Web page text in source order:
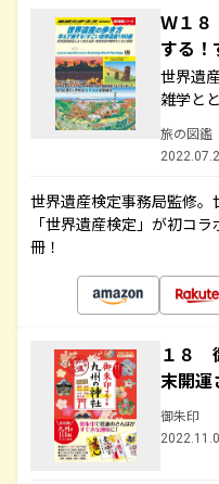
Ｗ１
する
世界遺
雑学と
旅の図鑑
世界遺産検定事務局監修
「世界遺産検定」が初コ
冊！
１８
末開
御朱印